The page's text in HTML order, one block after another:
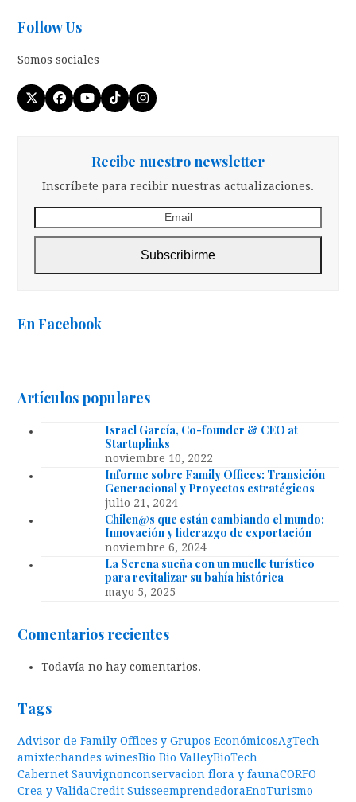
Follow Us
Somos sociales
Twitter
(deprecated)
Facebook
YouTube
TiktokInstagram
Recibe nuestro newsletter
Inscríbete para recibir nuestras actualizaciones.
Subscribirme
En Facebook
Artículos populares
Israel García, Co-founder & CEO at
Startuplinks
noviembre 10, 2022
Informe sobre Family Offices: Transición
Generacional y Proyectos estratégicos
julio 21, 2024
Chilen@s que están cambiando el mundo:
Innovación y liderazgo de exportación
noviembre 6, 2024
La Serena sueña con un muelle turístico
para revitalizar su bahía histórica
mayo 5, 2025
Comentarios recientes
Todavía no hay comentarios.
Tags
Advisor de Family Offices y Grupos EconómicosAgTech
amixtechandes winesBio Bio ValleyBioTech
Cabernet Sauvignonconservacion flora y faunaCORFO
Crea y ValidaCredit SuisseemprendedoraEnoTurismo